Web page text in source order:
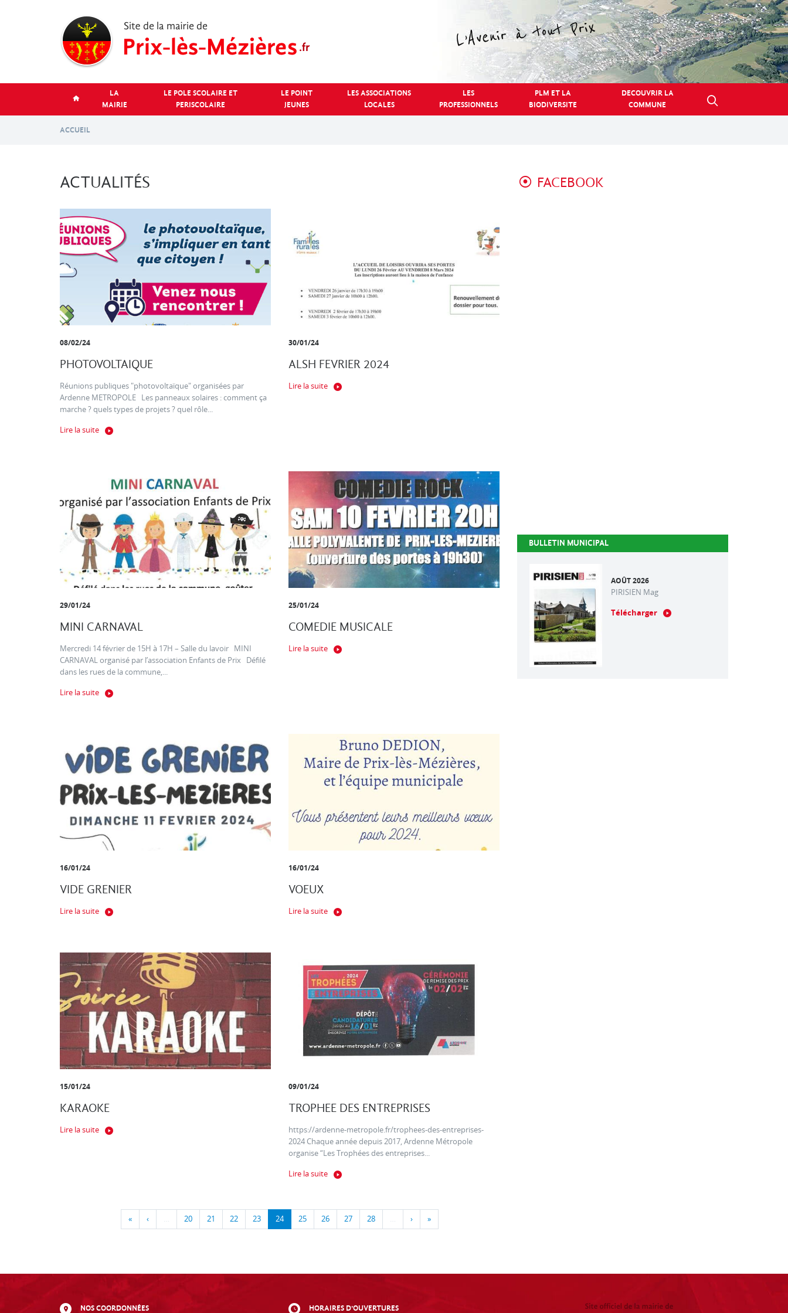
LA
MAIRIE
LE POLE SCOLAIRE ET
PERISCOLAIRE
LE POINT
JEUNES
LES ASSOCIATIONS
LOCALES
LES
PROFESSIONNELS
PLM ET LA
BIODIVERSITE
DECOUVRIR LA
COMMUNE
ACCUEIL
ACTUALITÉS
08/02/24
PHOTOVOLTAIQUE
Réunions publiques "photovoltaïque" organisées par
Ardenne METROPOLE Les panneaux solaires : comment ça
marche ? quels types de projets ? quel rôle...
Lire la suite
30/01/24
ALSH FEVRIER 2024
Lire la suite
29/01/24
MINI CARNAVAL
Mercredi 14 février de 15H à 17H – Salle du lavoir MINI
CARNAVAL organisé par l’association Enfants de Prix Défilé
dans les rues de la commune,...
Lire la suite
25/01/24
COMEDIE MUSICALE
Lire la suite
16/01/24
VIDE GRENIER
Lire la suite
16/01/24
VOEUX
Lire la suite
15/01/24
KARAOKE
Lire la suite
09/01/24
TROPHEE DES ENTREPRISES
https://ardenne-metropole.fr/trophees-des-entreprises-
2024 Chaque année depuis 2017, Ardenne Métropole
organise “Les Trophées des entreprises...
Lire la suite
« ‹ … 20 21 22 23 24 25 26 27 28 … › »
FACEBOOK
BULLETIN MUNICIPAL
AOÛT 2026
PIRISIEN Mag
Télécharger
NOS COORDONNÉES HORAIRES D'OUVERTURES